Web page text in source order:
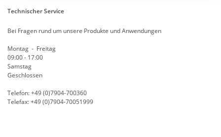
Technischer Service
Bei Fragen rund um unsere Produkte und Anwendungen
Montag - Freitag
09:00 - 17:00
Samstag
Geschlossen
Telefon: +49 (0)7904-700360
Telefax: +49 (0)7904-70051999